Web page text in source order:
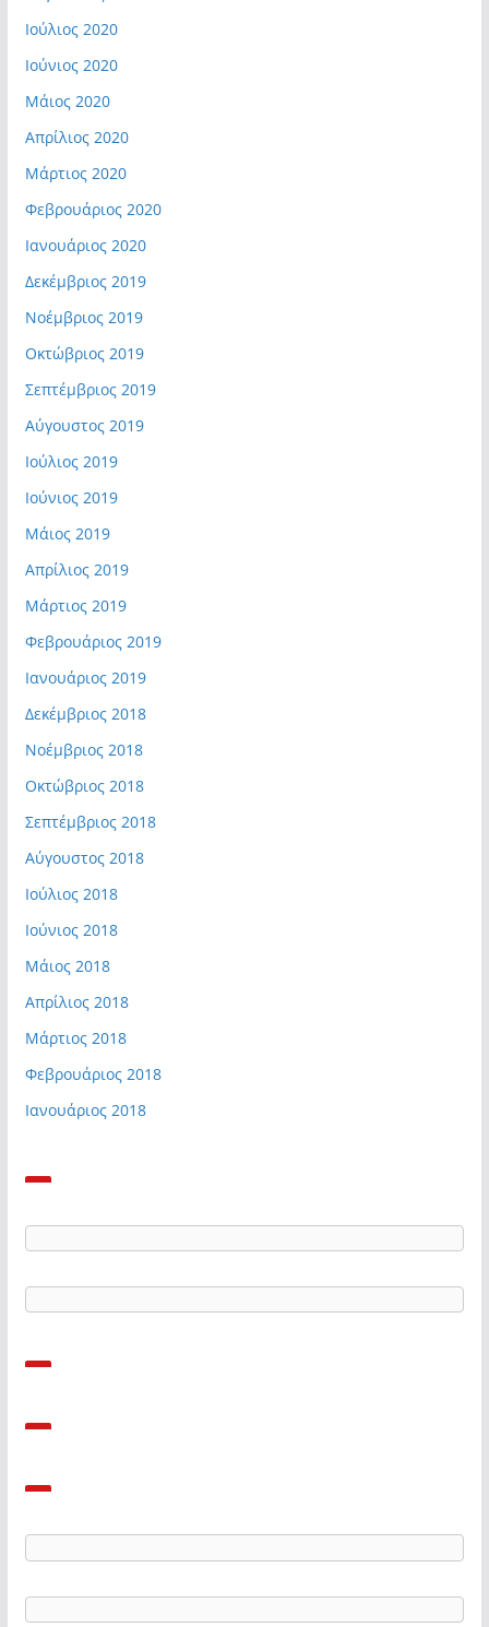
Ιούλιος 2020
Ιούνιος 2020
Μάιος 2020
Απρίλιος 2020
Μάρτιος 2020
Φεβρουάριος 2020
Ιανουάριος 2020
Δεκέμβριος 2019
Νοέμβριος 2019
Οκτώβριος 2019
Σεπτέμβριος 2019
Αύγουστος 2019
Ιούλιος 2019
Ιούνιος 2019
Μάιος 2019
Απρίλιος 2019
Μάρτιος 2019
Φεβρουάριος 2019
Ιανουάριος 2019
Δεκέμβριος 2018
Νοέμβριος 2018
Οκτώβριος 2018
Σεπτέμβριος 2018
Αύγουστος 2018
Ιούλιος 2018
Ιούνιος 2018
Μάιος 2018
Απρίλιος 2018
Μάρτιος 2018
Φεβρουάριος 2018
Ιανουάριος 2018